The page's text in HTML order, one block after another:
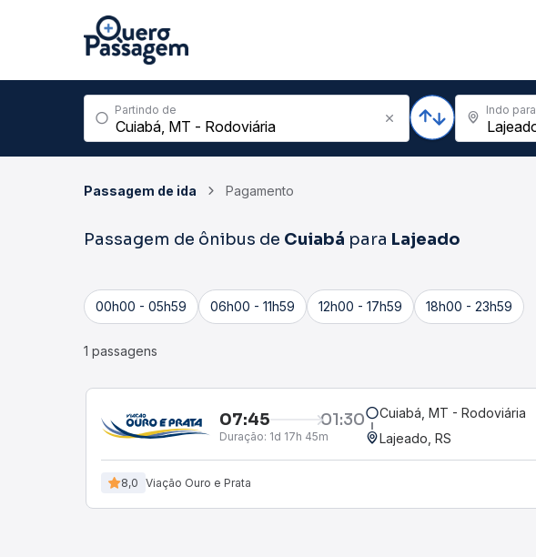
Partindo de Indo para
Passagem de ida Pagamento
Passagem de ônibus de Cuiabá para Lajeado
00h00 - 05h59 06h00 - 11h59 12h00 - 17h59 18h00 - 23h59
1 passagens
07:45 01:30
Duração: 1d 17h 45m
Cuiabá, MT - Rodoviária
Lajeado, RS
8,0 Viação Ouro e Prata